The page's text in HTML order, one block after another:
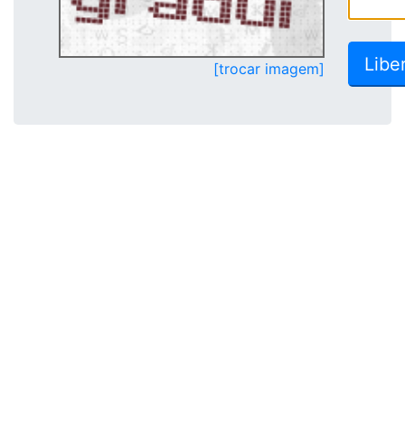
[trocar imagem]